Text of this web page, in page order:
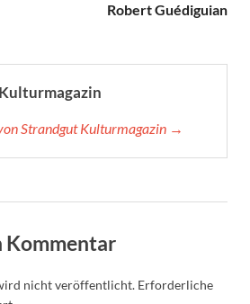
Robert Guédiguian
Strandgut Kulturmagazin →
Kommentar
nicht veröffentlicht. Erforderliche